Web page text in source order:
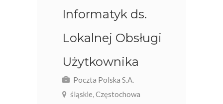
Informatyk ds.
Lokalnej Obsługi
Użytkownika
Poczta Polska S.A.
śląskie, Częstochowa